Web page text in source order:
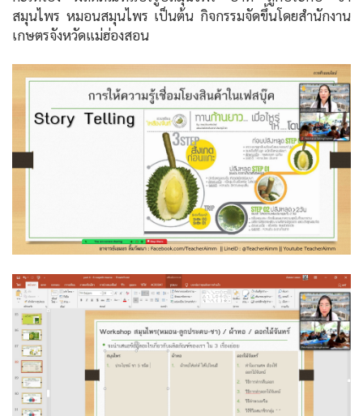
สมุนไพร หมอนสมุนไพร เป็นต้น กิจกรรมจัดขึ้นโดยสำนักงาน
เกษตรจังหวัดแม่ฮ่องสอน